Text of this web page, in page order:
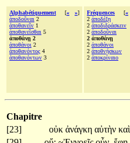
Alphabétiquement [« »]
ἀποδοῦναι 2
ἀποθανεῖν 1
ἀποθανεῖσθαι 5
ἀποθάνῃ 2
ἀποθάνοι 2
ἀποθανόντος 4
ἀποθανόντων 3
Fréquences [«
2 ἀποδέξῃ
2 ἀποδιδράσκειν
2 ἀποδοῦναι
2 ἀποθάνῃ
2 ἀποθάνοι
2 ἀποθνῄσκων
2 ἀποκρίναιο
Chapitre
[23]
οὐκ ἀνάγκη αὐτὴν καὶ